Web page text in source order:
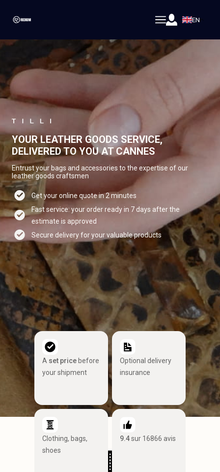
EN
YOUR LEATHER GOODS SERVICE,
DELIVERED TO YOU AT CANNES
Entrust your bags and accessories to the expertise of our
leather goods craftsmen
Get your online quote in 2 minutes
Fast service: your order ready in 7 days after the
estimate is approved
Secure delivery for your valuable products
A set price before
your shipment
Optional delivery
insurance
Clothing, bags,
shoes
9.4sur 16866 avis